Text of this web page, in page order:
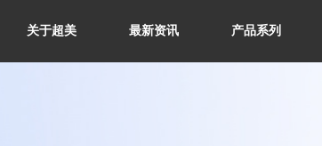
关于超美 最新资讯 产品系列